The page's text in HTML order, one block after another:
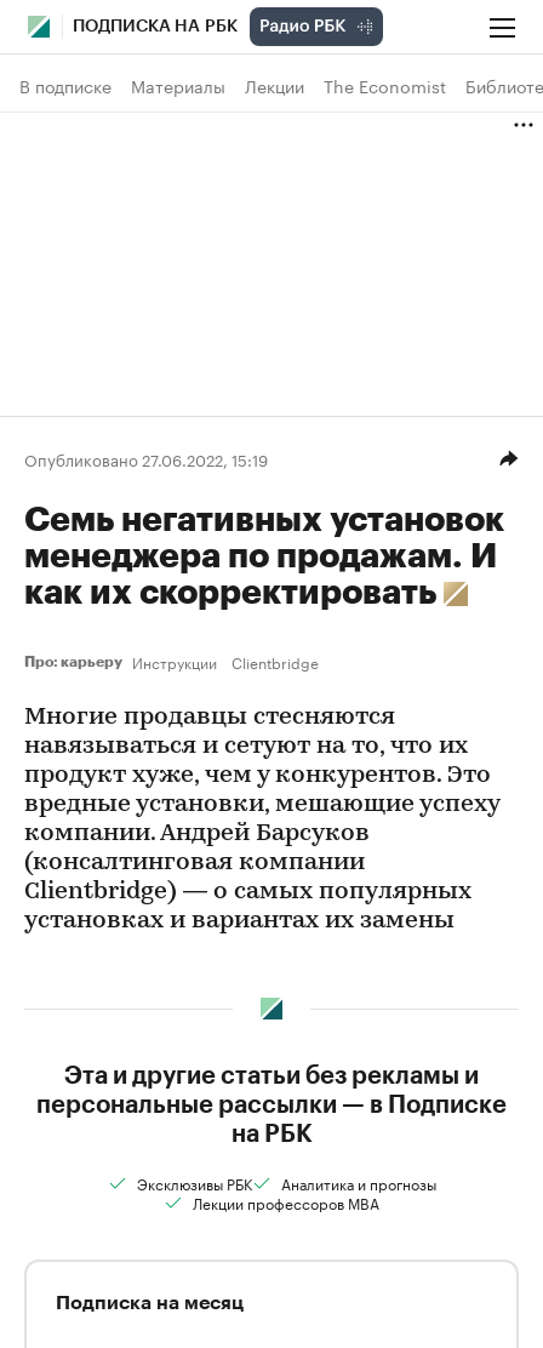
ПОДПИСКА НА РБК
В подписке Материалы Лекции The Economist
Опубликовано 27.06.2022, 15:19
Семь негативных установок
менеджера по продажам. И
как их скорректировать
Про: карьеру Инструкции Clientbridge
Многие продавцы стесняются
навязываться и сетуют на то, что их
продукт хуже, чем у конкурентов. Это
вредные установки, мешающие успеху
компании. Андрей Барсуков
(консалтинговая компании
Clientbridge) — о самых популярных
установках и вариантах их замены
Эта и другие статьи без рекламы и
персональные рассылки — в Подписке
на РБК
Эксклюзивы РБК
Аналитика и прогнозы
Лекции профессоров MBA
Подписка на месяц